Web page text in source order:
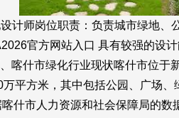
计师岗位职责：负责城市绿地
官方网站入口 具有较强的设
喀什市绿化行业现状喀什市位
平方米，其中包括公园、广场
什市人力资源和社会保障局的